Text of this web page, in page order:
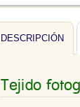
DESCRIPCIÓN
Tejido